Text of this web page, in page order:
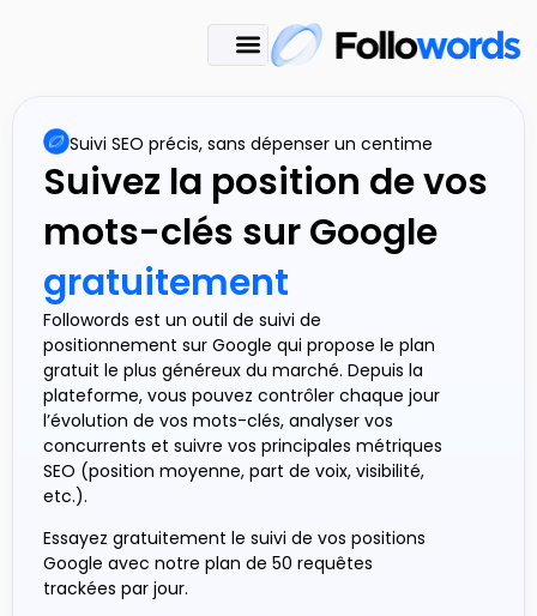
Suivi SEO précis, sans dépenser un centime
Suivez la position de vos
mots-clés sur Google
gratuitement
Followords est un outil de suivi de
positionnement sur Google qui propose le plan
gratuit le plus généreux du marché. Depuis la
plateforme, vous pouvez contrôler chaque jour
l’évolution de vos mots-clés, analyser vos
concurrents et suivre vos principales métriques
SEO (position moyenne, part de voix, visibilité,
etc.).
Essayez gratuitement le suivi de vos positions
Google avec notre plan de 50 requêtes
trackées par jour.